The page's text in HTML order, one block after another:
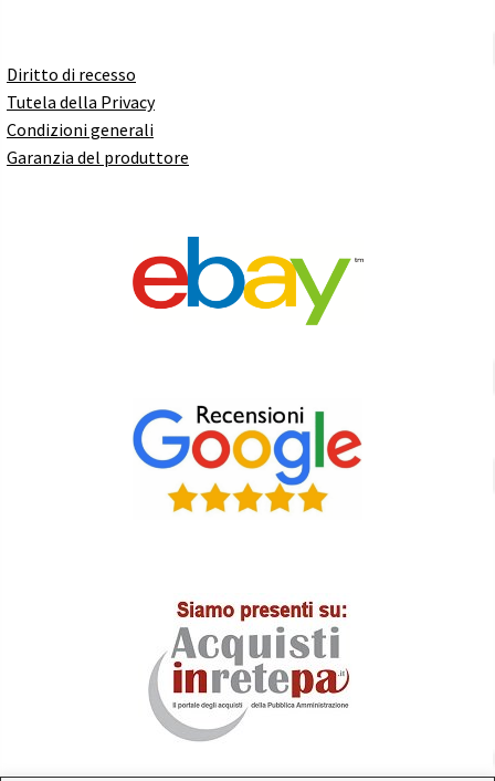
Diritto di recesso
Tutela della Privacy
Condizioni generali
Garanzia del produttore